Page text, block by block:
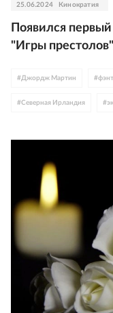
25.06.2024 Кинократия
Появился
"Игры престолов"
# Джордж Мартин #
#Северная Ирландия #